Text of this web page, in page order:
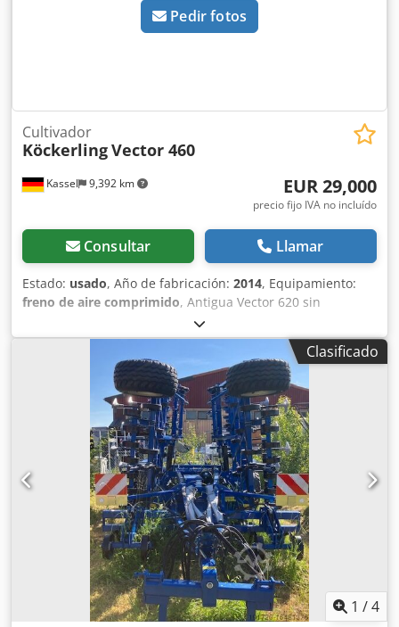
Pedir fotos
Kassel 9,392 km
Cultivador
KöckerlingVector 460
EUR 29,000
precio fijo IVA no incluído
Consultar Llamar
Estado: usado, Año de fabricación: 2014, Equipamiento:
freno de aire comprimido, Antigua Vector 620 sin
accesorios, rodillo DSTS, rastrillo trasero / Cjdpsucqfxsfx
Ahzjha
Clasificado
1 /4